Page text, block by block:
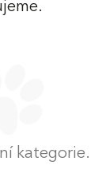
kategorie.